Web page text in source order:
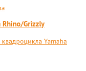
Rhino/Grizzly
Yamaha